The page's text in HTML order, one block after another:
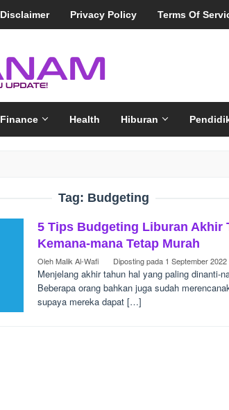
Disclaimer Privacy Policy Terms Of
Finance Health Hiburan
Tag: Budgeting
5 Tips Budgeting Liburan Akhir
Kemana-mana Tetap Murah
OlehMalik Al-Wafi Diposting pada 1 September 2022
Menjelang akhir tahun hal yang paling dinanti-
Beberapa orang bahkan juga sudah
supaya mereka dapat […]